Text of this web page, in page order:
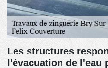
Les structures
l'évacuation de l'eau